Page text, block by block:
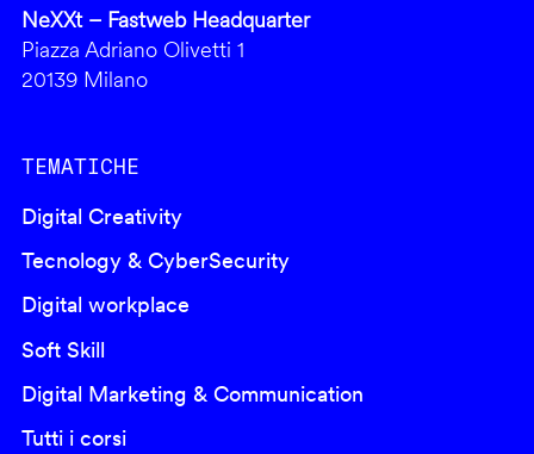
NeXXt – Fastweb Headquarter
Piazza Adriano Olivetti 1
20139 Milano
TEMATICHE
Digital Creativity
Tecnology & CyberSecurity
Digital workplace
Soft Skill
Digital Marketing & Communication
Tutti i corsi